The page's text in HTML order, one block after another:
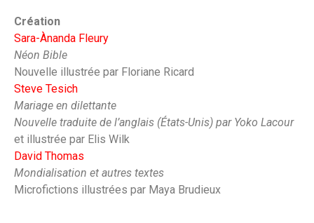
Création
Sara-Ànanda Fleury
Néon Bible
Nouvelle illustrée par Floriane Ricard
Steve Tesich
Mariage en dilettante
Nouvelle traduite de l’anglais (États-Unis) par Yoko Lacour
et illustrée par Elis Wilk
David Thomas
Mondialisation et autres textes
Microfictions illustrées par Maya Brudieux